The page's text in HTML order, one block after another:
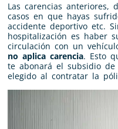
Las carencias anteriores,
casos en que hayas
accidente deportivo etc.
hospitalización es haber
circulación con un
no aplica carencia. Esto
te abonará el subsidio de
elegido al contratar la